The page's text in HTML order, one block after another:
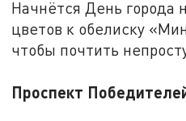
Начнётся День города
цветов к обелиску
чтобы почтить
Проспект